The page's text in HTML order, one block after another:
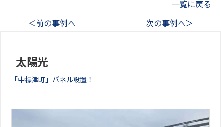
一覧に戻る
＜前の事例へ
次の事例へ＞
太陽光
「中標津町」パネル設置！